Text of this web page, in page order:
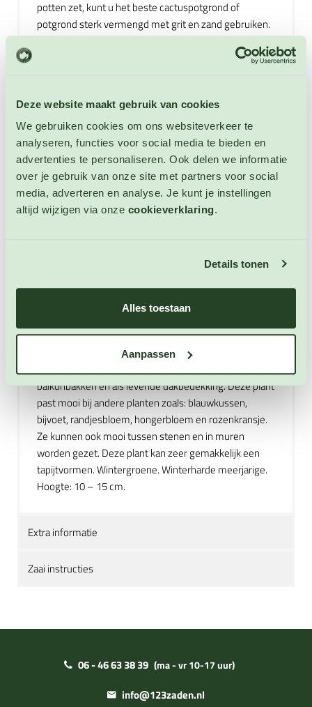
Deze website maakt gebruik van cookies
We gebruiken cookies om ons websiteverkeer te
analyseren, functies voor social media te bieden en
advertenties te personaliseren. Ook delen we informatie
over je gebruik van onze site met partners voor social
media, adverteren en analyse. Je kunt je instellingen
altijd wijzigen via onze cookieverklaring.
Details tonen
Alles toestaan
Aanpassen
potten zet, kunt u het beste cactuspotgrond of
potgrond sterk vermengd met grit en zand gebruiken.
bloemen weg. Sempervivum is gemakkelijk te
onderhouden. Water geven moet alleen als de plant
echt droog is. Geef water op de grond en niet op de
rozetten. Geef in het voorjaar elke week een beetje
water. In de zomer ook. In de winter moet u alleen 1x in
de maand water geven. Niet te veel water geven,
omdat dit de wortel en de stam van de plant laat
rotten. De meeste Sempervivums kunnen tegen kou
Zet ze bijvoorbeeld in een raam. Verpot de planten
regelmatig in de lente of de zomer. Verwijder de oude
grond rond de wortels. Sempervivum kan worden
maakt zelf kleine rozetten aan die kunnen worden
gebruikt om te vermeerderen. Deze gemakkelijk plant
kan worden gebruikt in rotstuinen, potten, bakken,
balkonbakken en als levende dakbedekking. Deze plant
past mooi bij andere planten zoals: blauwkussen,
bijvoet, randjesbloem, hongerbloem en rozenkransje.
Ze kunnen ook mooi tussen stenen en in muren
worden gezet. Deze plant kan zeer gemakkelijk een
tapijtvormen. Wintergroene. Winterharde meerjarige.
Hoogte: 10 – 15 cm.
Extra informatie
Zaai instructies
06 - 46 63 38 39 (ma - vr 10-17 uur)
info@123zaden.nl